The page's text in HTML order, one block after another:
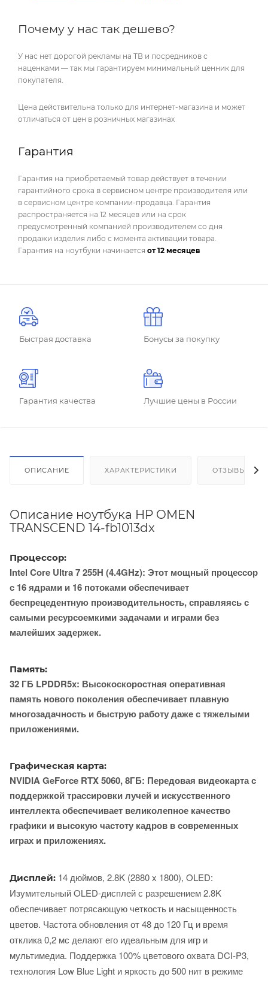
Почему у нас так дешево?
У нас нет дорогой рекламы на ТВ и посредников с
наценками — так мы гарантируем минимальный ценник для
покупателя.
Цена действительна только для интернет-магазина и может
отличаться от цен в розничных магазинах
Гарантия
Гарантия на приобретаемый товар действует в течении
гарантийного срока в сервисном центре производителя или
в сервисном центре компании-продавца. Гарантия
распространяется на 12 месяцев или на срок
предусмотренный компанией производителем со дня
продажи изделия либо с момента активации товара.
Гарантия на ноутбуки начинается от 12 месяцев
Быстрая доставка Бонусы за покупку
Гарантия качества Лучшие цены в России
ОПИСАНИЕ ХАРАКТЕРИСТИКИ ОТЗЫВЫ
Описание ноутбука HP OMEN
TRANSCEND 14-fb1013dx
Процессор:
Intel Core Ultra 7 255H (4.4GHz): Этот мощный процессор
с 16 ядрами и 16 потоками обеспечивает
беспрецедентную производительность, справляясь с
самыми ресурсоемкими задачами и играми без
малейших задержек.
Память:
32 ГБ LPDDR5x: Высокоскоростная оперативная
память нового поколения обеспечивает плавную
многозадачность и быструю работу даже с тяжелыми
приложениями.
Графическая карта:
NVIDIA GeForce RTX 5060, 8ГБ: Передовая видеокарта с
поддержкой трассировки лучей и искусственного
интеллекта обеспечивает великолепное качество
графики и высокую частоту кадров в современных
играх и приложениях.
Дисплей: 14 дюймов, 2.8K (2880 x 1800), OLED:
Изумительный OLED-дисплей с разрешением 2.8K
обеспечивает потрясающую четкость и насыщенность
цветов. Частота обновления от 48 до 120 Гц и время
отклика 0,2 мс делают его идеальным для игр и
мультимедиа. Поддержка 100% цветового охвата DCI-P3,
технология Low Blue Light и яркость до 500 нит в режиме